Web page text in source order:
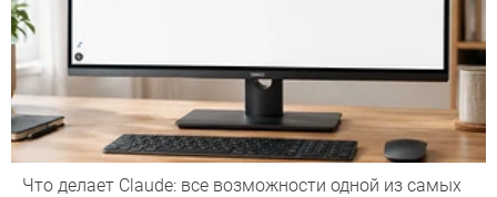
Что делает Сlaude: все возможности одной из самых